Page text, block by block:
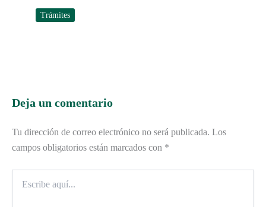
Trámites
Deja un comentario
Tu dirección de correo electrónico no será publicada. Los
campos obligatorios están marcados con *
aquí...